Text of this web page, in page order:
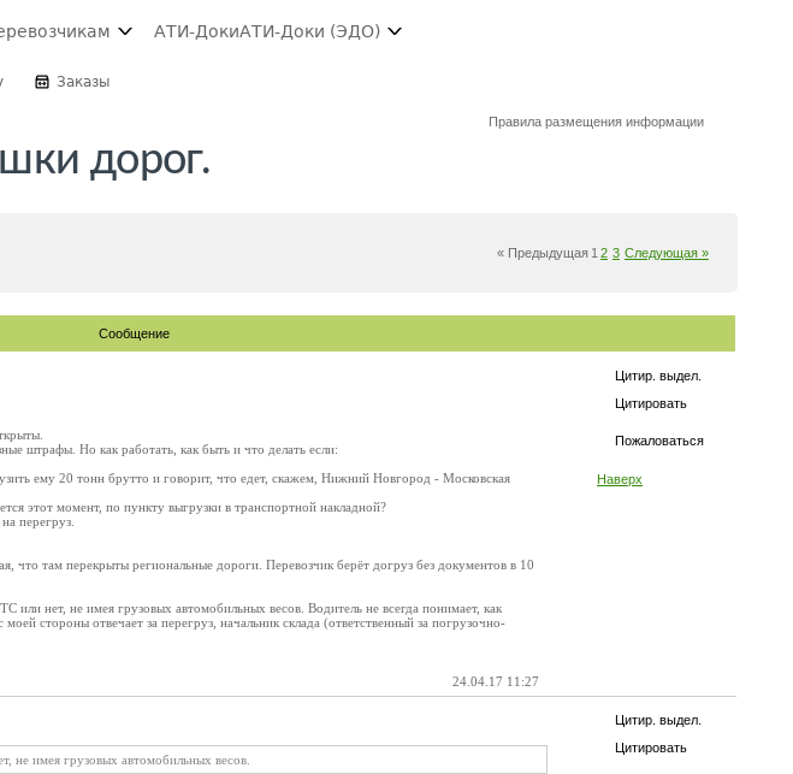
АТИ-ДокиАТИ-Доки (ЭДО)
Заказы
Правила размещения информации
дорог.
« Предыдущая 1 2 3 Следующая »
Сообщение
Цитир. выдел.
Цитировать
Пожаловаться
Наверх
штрафы. Но как работать, как быть и что делать если:
ему 20 тонн брутто и говорит, что едет, скажем, Нижний Новгород - Московская
этот момент, по пункту выгрузки в транспортной накладной?
перегруз.
что там перекрыты региональные дороги. Перевозчик берёт догруз без документов в 10
или нет, не имея грузовых автомобильных весов. Водитель не всегда понимает, как
стороны отвечает за перегруз, начальник склада (ответственный за погрузочно-
24.04.17 11:27
Цитир. выдел.
Цитировать
не имея грузовых автомобильных весов.